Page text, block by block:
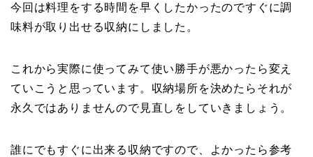
今回は料理をする時間を早くしたかったのですぐに調
味料が取り出せる収納にしました。
これから実際に使ってみて使い勝手が悪かったら変え
ていこうと思っています。収納場所を決めたらそれが
永久ではありませんので見直しをしていきましょう。
誰にでもすぐに出来る収納ですので、よかったら参考